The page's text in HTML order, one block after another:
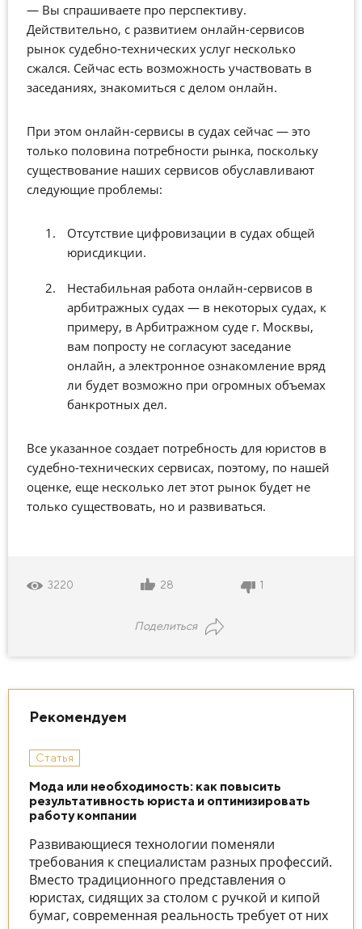
— Вы спрашиваете про перспективу.
Действительно, с развитием онлайн-сервисов
рынок судебно-технических услуг несколько
сжался. Сейчас есть возможность участвовать в
заседаниях, знакомиться с делом онлайн.
При этом онлайн-сервисы в судах сейчас — это
только половина потребности рынка, поскольку
существование наших сервисов обуславливают
следующие проблемы:
Отсутствие цифровизации в судах общей
юрисдикции.
Нестабильная работа онлайн-сервисов в
арбитражных судах — в некоторых судах, к
примеру, в Арбитражном суде г. Москвы,
вам попросту не согласуют заседание
онлайн, а электронное ознакомление вряд
ли будет возможно при огромных объемах
банкротных дел.
Все указанное создает потребность для юристов в
судебно-технических сервисах, поэтому, по нашей
оценке, еще несколько лет этот рынок будет не
только существовать, но и развиваться.
3220 28 1
Поделиться
Рекомендуем
Статья
Мода или необходимость: как повысить
результативность юриста и оптимизировать
работу компании
Развивающиеся технологии поменяли
требования к специалистам разных профессий.
Вместо традиционного представления о
юристах, сидящих за столом с ручкой и кипой
бумаг, современная реальность требует от них